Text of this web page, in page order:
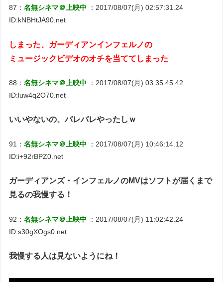
87：名無シネマ＠上映中
：2017/08/07(月) 02:57:31.24
ID:kNBHtJA90.net
しまった、ガーディアンインフェルノの
ミュージックビデオのオチを当ててしまった
88：名無シネマ＠上映中
：2017/08/07(月) 03:35:45.42
ID:luw4q2O70.net
いいやないの、バレバレやったしｗ
91：名無シネマ＠上映中
：2017/08/07(月) 10:46:14.12
ID:i+92rBPZ0.net
ガーディアンズ・インフェルノのMVはソフトが届くまで
見るの我慢する！
92：名無シネマ＠上映中
：2017/08/07(月) 11:02:42.24
ID:s30gXOgs0.net
我慢する人は見ないようにね！